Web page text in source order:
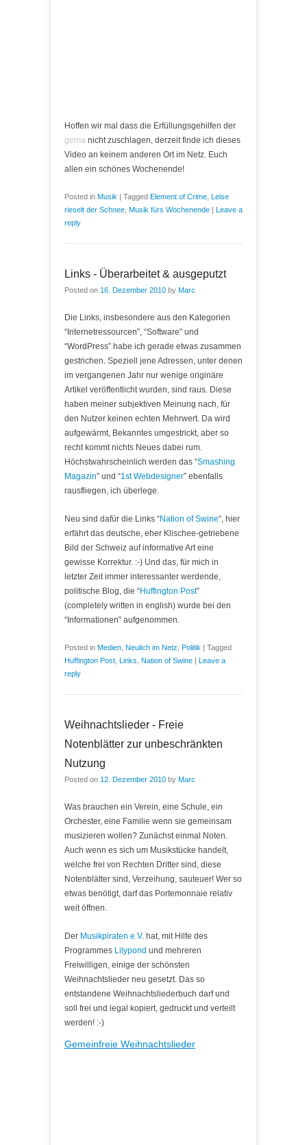
Hoffen wir mal dass die Erfüllungsgehilfen der
gema nicht zuschlagen, derzeit finde ich dieses
Video an keinem anderen Ort im Netz. Euch
allen ein schönes Wochenende!
Posted in Musik | Tagged Element of Crime Leise
rieselt der Schnee Musik fürs Wochenende | Leave a
reply
Links - Überarbeitet & ausgeputzt
Posted on 16. Dezember 2010 by Marc
Die Links, insbesondere aus den Kategorien
“Internetressourcen”, “Software” und
“WordPress” habe ich gerade etwas zusammen
gestrichen. Speziell jene Adressen, unter denen
im vergangenen Jahr nur wenige originäre
Artikel veröffentlicht wurden, sind raus. Diese
haben meiner subjektiven Meinung nach, für
den Nutzer keinen echten Mehrwert. Da wird
aufgewärmt, Bekanntes umgestrickt, aber so
recht kommt nichts Neues dabei rum.
Höchstwahrscheinlich werden das “Smashing
Magazin” und “1st Webdesigner” ebenfalls
rausfliegen, ich überlege.
Neu sind dafür die Links “Nation of Swine“, hier
erfährt das deutsche, eher Klischee-getriebene
Bild der Schweiz auf informative Art eine
gewisse Korrektur. :-) Und das, für mich in
letzter Zeit immer interessanter werdende,
politische Blog, die “Huffington Post”
(completely written in english) wurde bei den
“Informationen” aufgenommen.
Posted in Medien Neulich im Netz Politik | Tagged
Huffington Post Links Nation of Swine | Leave a
reply
Weihnachtslieder - Freie
Notenblätter zur unbeschränkten
Nutzung
Posted on 12. Dezember 2010 by Marc
Was brauchen ein Verein, eine Schule, ein
Orchester, eine Familie wenn sie gemeinsam
musizieren wollen? Zunächst einmal Noten.
Auch wenn es sich um Musikstücke handelt,
welche frei von Rechten Dritter sind, diese
Notenblätter sind, Verzeihung, sauteuer! Wer so
etwas benötigt, darf das Portemonnaie relativ
weit öffnen.
Der Musikpiraten e.V. hat, mit Hilfe des
Programmes Lilypond und mehreren
Freiwilligen, einige der schönsten
Weihnachtslieder neu gesetzt. Das so
entstandene Weihnachtsliederbuch darf und
soll frei und legal kopiert, gedruckt und verteilt
werden! :-)
Gemeinfreie Weihnachtslieder